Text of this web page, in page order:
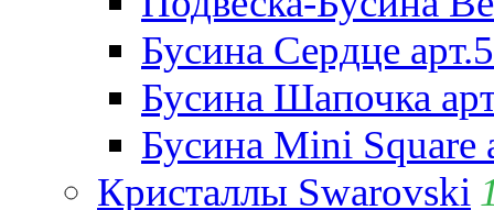
Бусина Сердце
Бусина Шапочка
Бусина Mini Square
Кристаллы Swarovski